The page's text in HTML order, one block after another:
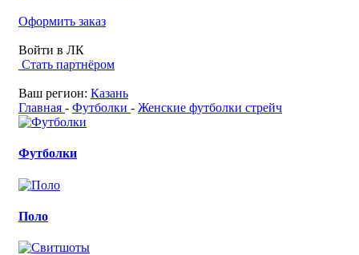
Оформить заказ
Войти в ЛК
Стать партнёром
Ваш регион: Казань
Главная - Футболки - Женские футболки стрейч
Футболки
Поло